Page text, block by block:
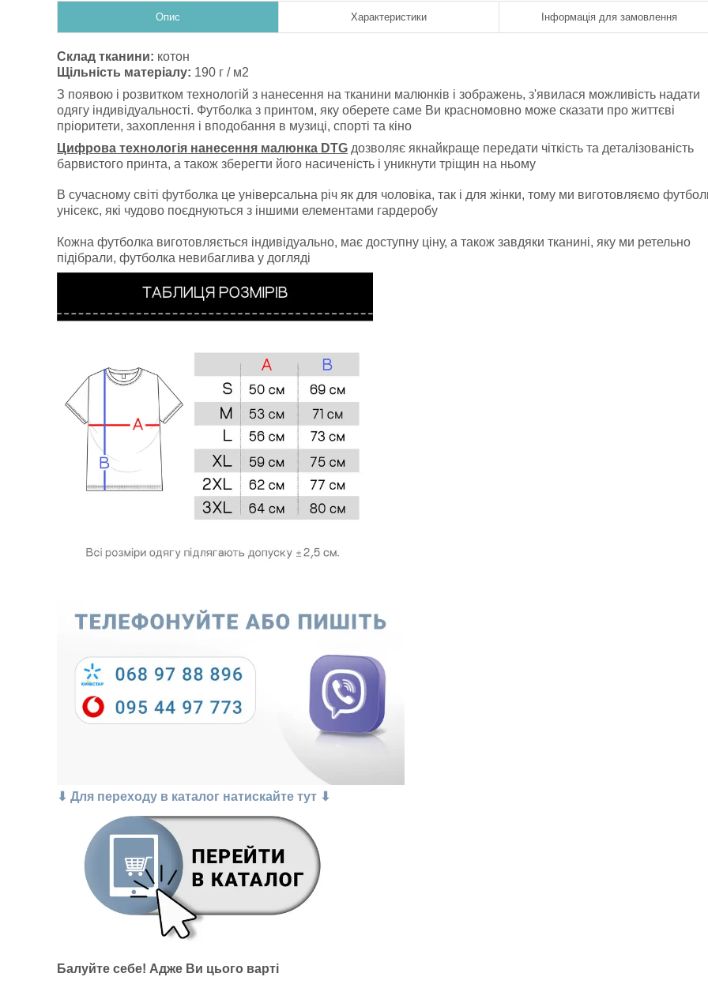
Опис Характеристики Інформація для замовлення
Склад тканини: котон
Щільність матеріалу: 190 г / м2
З появою і розвитком технологій з нанесення на тканини малюнків і зображень, з'явилася можливість надати
одягу індивідуальності. Футболка з принтом, яку оберете саме Ви красномовно може сказати про життєві
пріоритети, захоплення і вподобання в музиці, спорті та кіно
Цифрова технологія нанесення малюнка DTG дозволяє якнайкраще передати чіткість та деталізованість
барвистого принта, а також зберегти його насиченість і уникнути тріщин на ньому
В сучасному світі футболка це універсальна річ як для чоловіка, так і для жінки, тому ми виготовляємо
унісекс, які чудово поєднуються з іншими елементами гардеробу
Кожна футболка виготовляється індивідуально, має доступну ціну, а також завдяки тканині, яку ми ретельно
підібрали, футболка невибаглива у догляді
⬇ Для переходу в каталог натискайте тут ⬇
Балуйте себе! Адже Ви цього варті